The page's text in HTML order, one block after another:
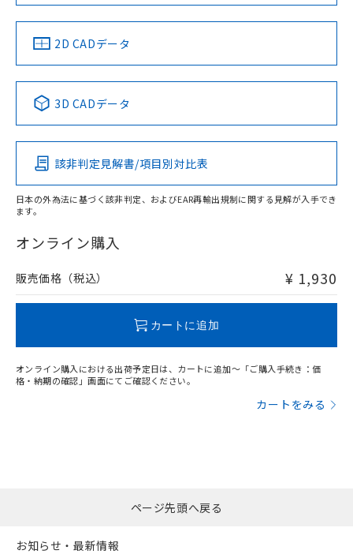
中国 RoHS 注意事項・凡例
Pb Hg Cd Cr(VI)
O
在庫等で未対応品が混在する可能性があります。
問い合わせください。
LR型式承認
（イギリス
船舶規格）
DNV型式承認
（ノルウェー
BV型式承認
（フランス
KR型式
（韓国
No No No No
この製品の規格認証/適合状況ページへ
その他の認証はこちらのページからご検索ください
2D CADデータ
3D CADデータ
該非判定見解書/項目別対比表
日本の外為法に基づく該非判定、およびEAR再輸出規制に関する見解が入手でき
ます。
オンライン購入
販売価格（税込） ¥ 1,930
カートに追加
オンライン購入における出荷予定日は、カートに追加～「ご購入手続き：価
格・納期の確認」画面にてご確認ください。
カートをみる
ページ先頭へ戻る
お知らせ・最新情報